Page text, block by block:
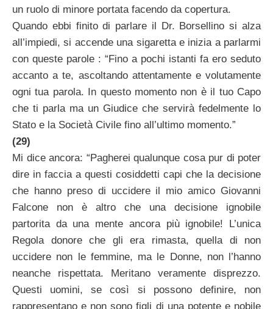
un ruolo di minore portata facendo da copertura.
Quando ebbi finito di parlare il Dr. Borsellino si alza
all’impiedi, si accende una sigaretta e inizia a parlarmi
con queste parole : “Fino a pochi istanti fa ero seduto
accanto a te, ascoltando attentamente e volutamente
ogni tua parola. In questo momento non è il tuo Capo
che ti parla ma un Giudice che servirà fedelmente lo
Stato e la Società Civile fino all’ultimo momento.”
(29)
Mi dice ancora: “Pagherei qualunque cosa pur di poter
dire in faccia a questi cosiddetti capi che la decisione
che hanno preso di uccidere il mio amico Giovanni
Falcone non è altro che una decisione ignobile
partorita da una mente ancora più ignobile! L’unica
Regola donore che gli era rimasta, quella di non
uccidere non le femmine, ma le Donne, non l’hanno
neanche rispettata. Meritano veramente disprezzo.
Questi uomini, se così si possono definire, non
rappresentano e non sono figli di una potente e nobile